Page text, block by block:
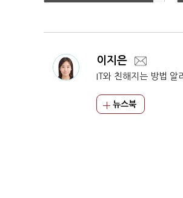
이지은
IT와 친해지는 방법 알
뉴스북